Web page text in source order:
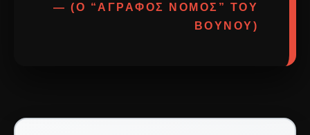
— (Ο “ΆΓΡΑΦΟΣ ΝΌΜΟΣ” ΤΟΥ
ΒΟΥΝΟΎ)